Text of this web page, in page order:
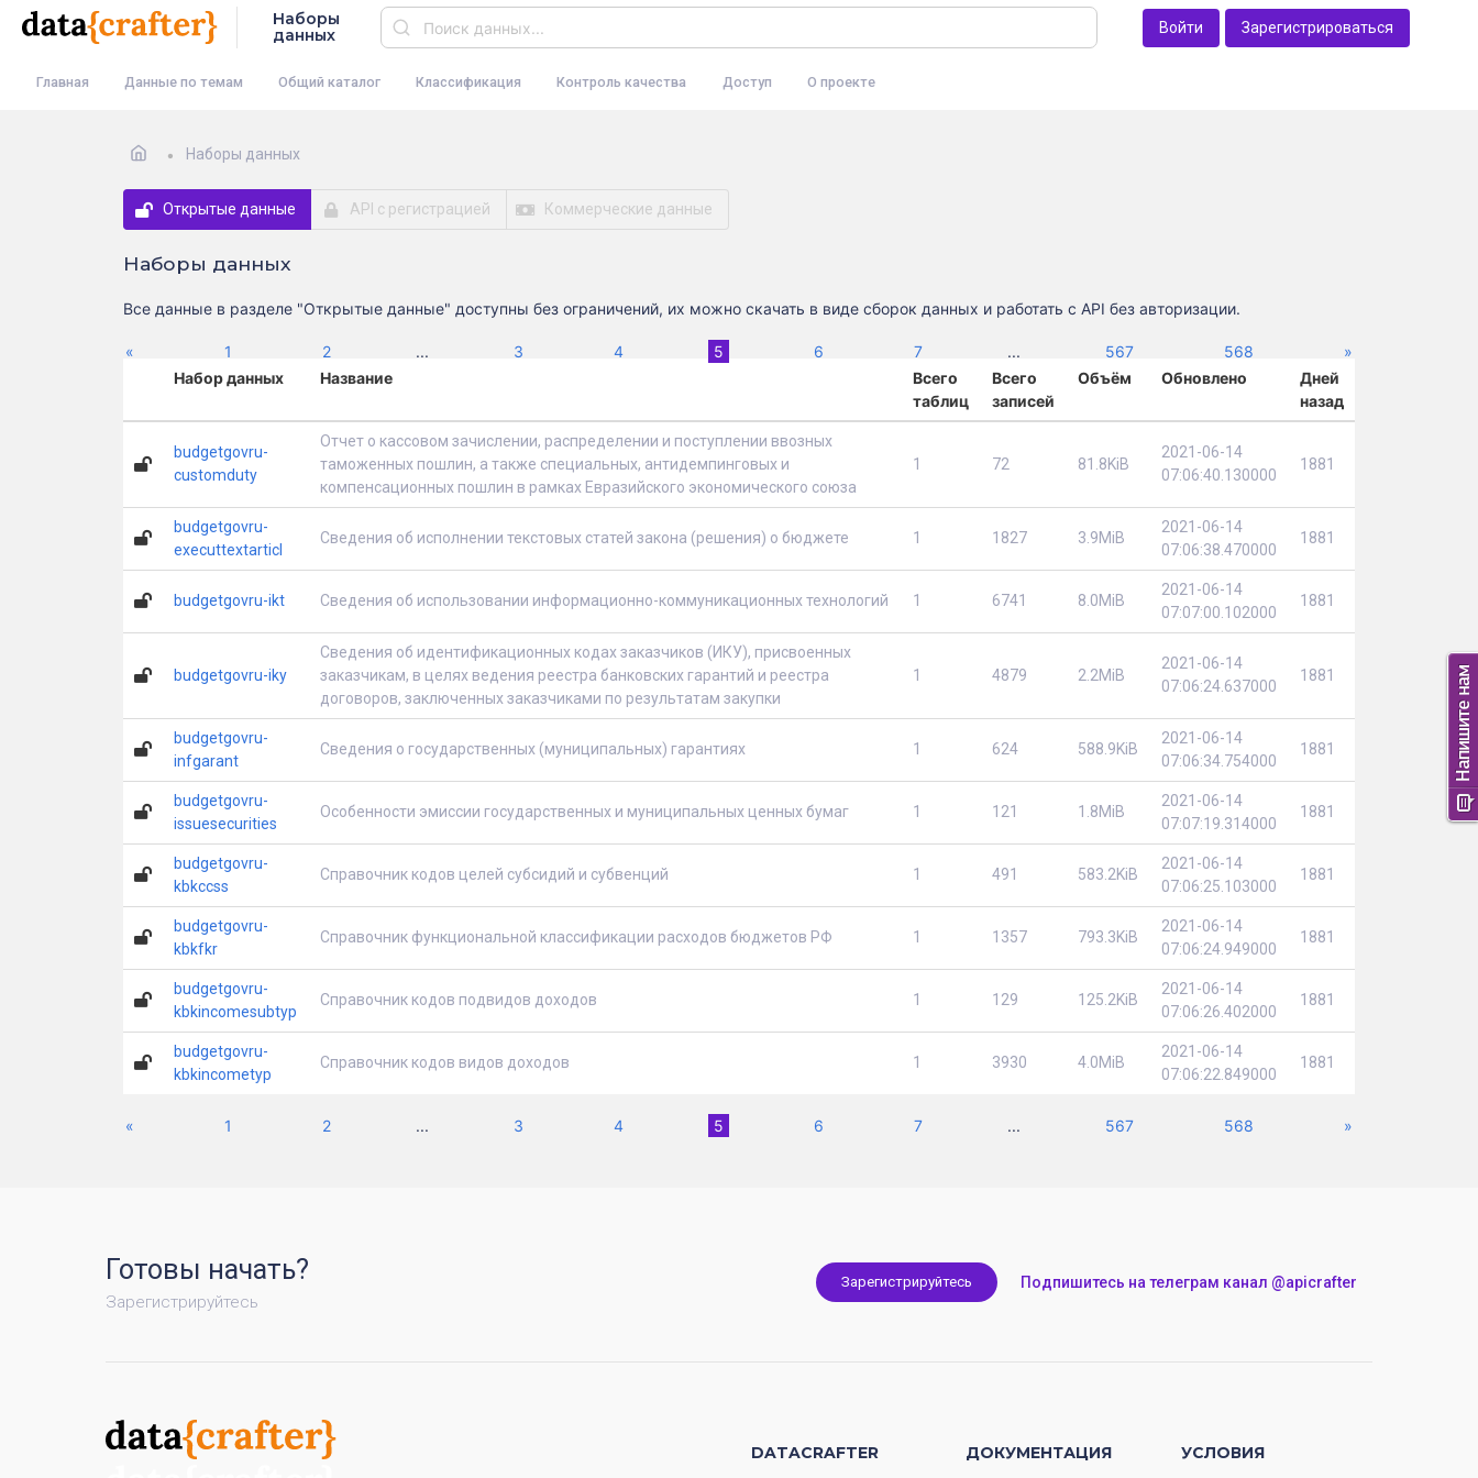
Наборы
данных
Войти Зарегистрироваться
Главная Данные по темам Общий каталог Классификация Контроль качества Доступ О проекте
Наборы данных
Открытые данные API с регистрацией Коммерческие данные
Наборы данных
Все данные в разделе "Открытые данные" доступны без ограничений, их можно скачать в виде сборок данных и работать с API без авторизации.
«Previous 1 2 ... 3 4 5(current) 6 7 ... 567 568 »
Набор данных
Название
Всего
таблиц
Всего
записей
Объём Обновлено
Дней
назад
budgetgovru-
customduty
Отчет о кассовом зачислении, распределении и поступлении ввозных
таможенных пошлин, а также специальных, антидемпинговых и
компенсационных пошлин в рамках Евразийского экономического союза
1 72 81.8KiB
2021-06-14
07:06:40.130000
1881
budgetgovru-
executtextarticl
Сведения об исполнении текстовых статей закона (решения) о бюджете 1 1827 3.9MiB
2021-06-14
07:06:38.470000
1881
budgetgovru-ikt Сведения об использовании информационно-коммуникационных технологий 1 6741 8.0MiB
2021-06-14
07:07:00.102000
1881
budgetgovru-iky
Сведения об идентификационных кодах заказчиков (ИКУ), присвоенных
заказчикам, в целях ведения реестра банковских гарантий и реестра
договоров, заключенных заказчиками по результатам закупки
1 4879 2.2MiB
2021-06-14
07:06:24.637000
1881
budgetgovru-
infgarant
Сведения о государственных (муниципальных) гарантиях 1 624 588.9KiB
2021-06-14
07:06:34.754000
1881
budgetgovru-
issuesecurities
Особенности эмиссии государственных и муниципальных ценных бумаг 1 121 1.8MiB
2021-06-14
07:07:19.314000
1881
budgetgovru-
kbkccss
Справочник кодов целей субсидий и субвенций 1 491 583.2KiB
2021-06-14
07:06:25.103000
1881
budgetgovru-
kbkfkr
Справочник функциональной классификации расходов бюджетов РФ 1 1357 793.3KiB
2021-06-14
07:06:24.949000
1881
budgetgovru-
kbkincomesubtyp
Справочник кодов подвидов доходов 1 129 125.2KiB
2021-06-14
07:06:26.402000
1881
budgetgovru-
kbkincometyp
Справочник кодов видов доходов 1 3930 4.0MiB
2021-06-14
07:06:22.849000
1881
«Previous 1 2 ... 3 4 5(current) 6 7 ... 567 568 »
Готовы начать?
Зарегистрируйтесь
Зарегистрируйтесь Подпишитесь на телеграм канал @apicrafter
DATACRAFTER ДОКУМЕНТАЦИЯ УСЛОВИЯ